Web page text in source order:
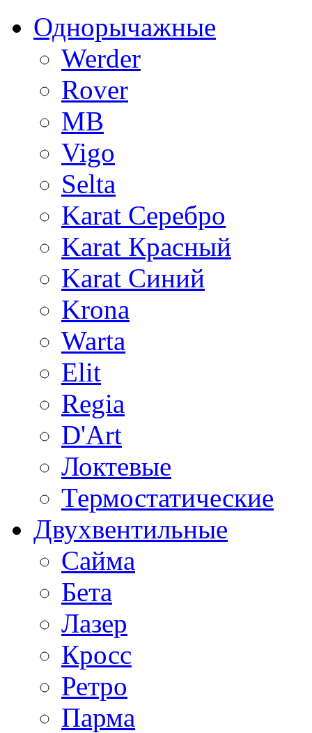
Однорычажные
Werder
Rover
MB
Vigo
Selta
Karat Серебро
Karat Красный
Karat Синий
Krona
Warta
Elit
Regia
D'Art
Локтевые
Термостатические
Двухвентильные
Сайма
Бета
Лазер
Кросс
Ретро
Парма